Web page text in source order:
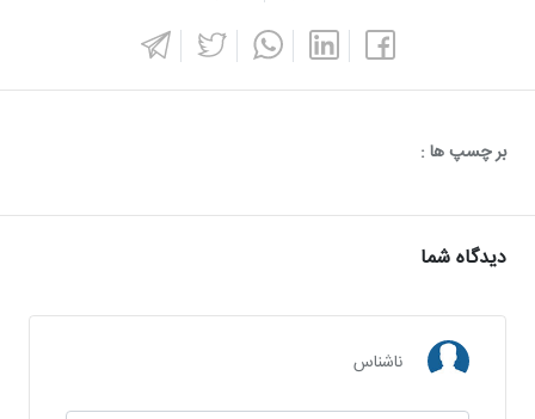
بر چسپ ها :
دیدگاه شما
ناشناس